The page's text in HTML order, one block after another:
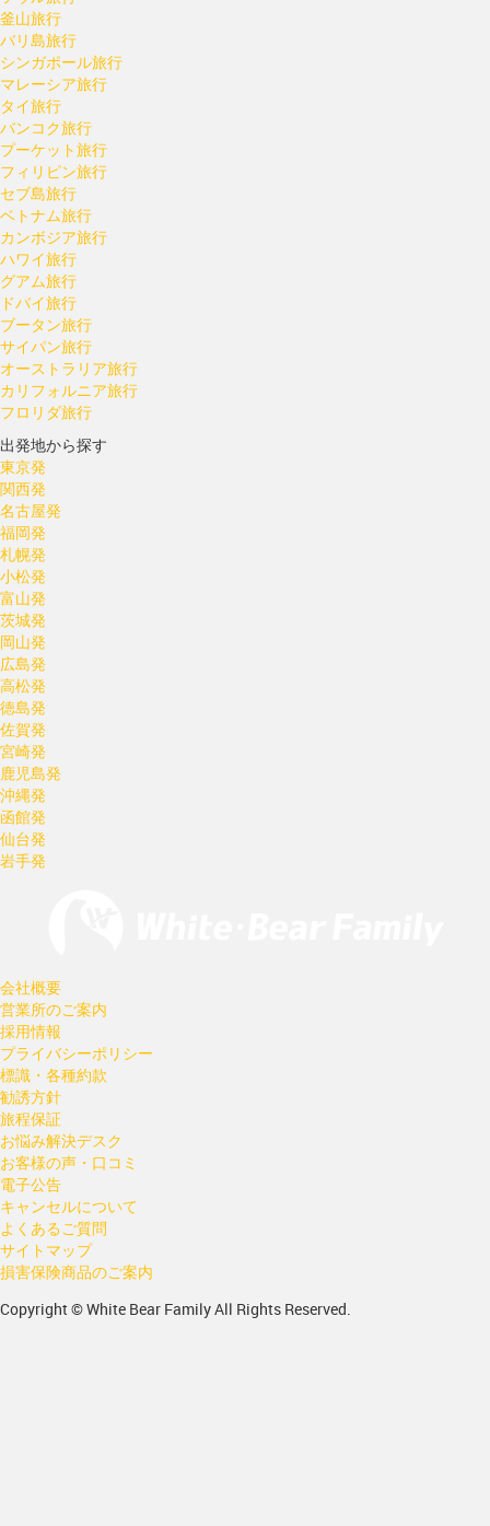
釜山旅行
バリ島旅行
シンガポール旅行
マレーシア旅行
タイ旅行
バンコク旅行
プーケット旅行
フィリピン旅行
セブ島旅行
ベトナム旅行
カンボジア旅行
ハワイ旅行
グアム旅行
ドバイ旅行
ブータン旅行
サイパン旅行
オーストラリア旅行
カリフォルニア旅行
フロリダ旅行
出発地から探す
東京発
関西発
名古屋発
福岡発
札幌発
小松発
富山発
茨城発
岡山発
広島発
高松発
徳島発
佐賀発
宮崎発
鹿児島発
沖縄発
函館発
仙台発
岩手発
会社概要
営業所のご案内
採用情報
プライバシーポリシー
標識・各種約款
勧誘方針
旅程保証
お悩み解決デスク
お客様の声・口コミ
電子公告
キャンセルについて
よくあるご質問
サイトマップ
損害保険商品のご案内
Copyright © White Bear Family All Rights Reserved.